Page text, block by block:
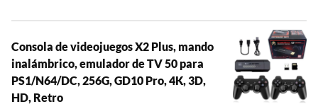
Consola de videojuegos X2 Plus, mando
inalámbrico, emulador de TV 50 para
PS1/N64/DC, 256G, GD10 Pro, 4K, 3D,
HD, Retro